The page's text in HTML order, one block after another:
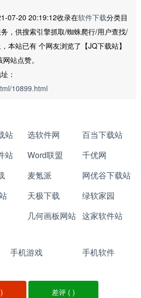
20 20:19:12收录在软件下载分类目
，供搜索引擎抓取/蜘蛛爬行/用户查找/
本站已有 个网友浏览了【JQ下载站】
站点赞。
：
10899.html
站 选软件网
百当下载站
站 Word联盟
千优网
麦氪派
网优谷下载站
天极下载
绿软家园
几何画板网站 这家软件站
手机游戏
手机软件
) 差评 ( )